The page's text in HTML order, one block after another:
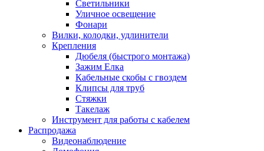
Светильники
Уличное освещение
Фонари
Вилки, колодки, удлинители
Крепления
Дюбеля (быстрого монтажа)
Зажим Елка
Кабельные скобы с гвоздем
Клипсы для труб
Стяжки
Такелаж
Инструмент для работы с кабелем
Распродажа
Видеонаблюдение